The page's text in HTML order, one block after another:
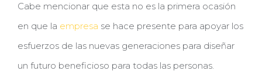
Cabe mencionar que esta no es la primera ocasión
en que la empresa se hace presente para apoyar los
esfuerzos de las nuevas generaciones para diseñar
un futuro beneficioso para todas las personas.